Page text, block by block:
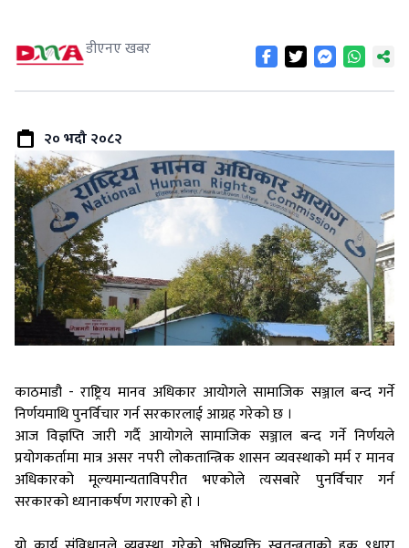
डीएनए खबर
२० भदौ २०८२
काठमाडौ - राष्ट्रिय मानव अधिकार आयोगले सामाजिक सञ्जाल बन्द गर्ने
निर्णयमाथि पुनर्विचार गर्न सरकारलाई आग्रह गरेको छ ।
आज विज्ञप्ति जारी गर्दै आयोगले सामाजिक सञ्जाल बन्द गर्ने निर्णयले
प्रयोगकर्तामा मात्र असर नपरी लोकतान्त्रिक शासन व्यवस्थाको मर्म र मानव
अधिकारको मूल्यमान्यताविपरीत भएकोले त्यसबारे पुनर्विचार गर्न
सरकारको ध्यानाकर्षण गराएको हो ।